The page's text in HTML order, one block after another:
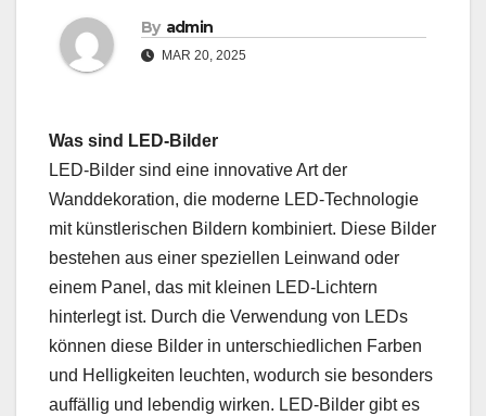
By admin
MAR 20, 2025
Was sind LED-Bilder
LED-Bilder sind eine innovative Art der
Wanddekoration, die moderne LED-Technologie
mit künstlerischen Bildern kombiniert. Diese Bilder
bestehen aus einer speziellen Leinwand oder
einem Panel, das mit kleinen LED-Lichtern
hinterlegt ist. Durch die Verwendung von LEDs
können diese Bilder in unterschiedlichen Farben
und Helligkeiten leuchten, wodurch sie besonders
auffällig und lebendig wirken. LED-Bilder gibt es